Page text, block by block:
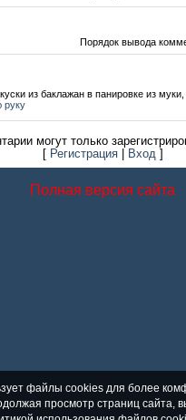
Порядок вывода
из баклажан в панировке из
руку
могут только
Регистрация Вход
Полная версия сайта
файлы cookies для более
просмотр страниц сайта,